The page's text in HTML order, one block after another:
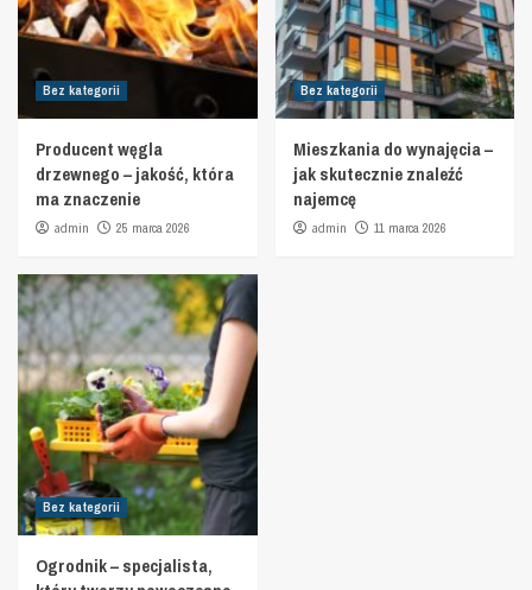
Bez kategorii
Producent węgla
drzewnego – jakość, która
ma znaczenie
admin 25 marca 2026
Bez kategorii
Mieszkania do wynajęcia –
jak skutecznie znaleźć
najemcę
admin 11 marca 2026
Bez kategorii
Ogrodnik – specjalista,